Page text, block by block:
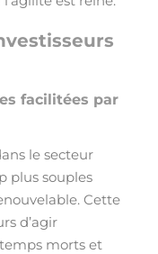
facilitées par
le secteur
plus souples
Cette
d’agir
morts et